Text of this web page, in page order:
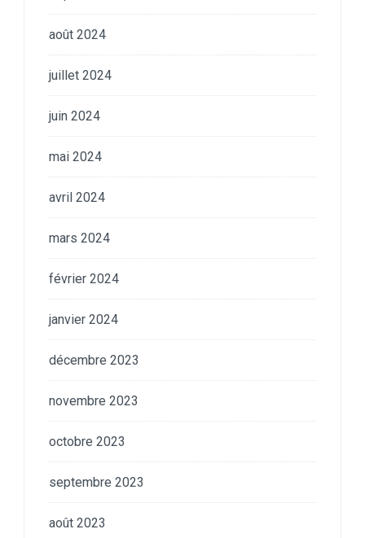
août 2024
juillet 2024
juin 2024
mai 2024
avril 2024
mars 2024
février 2024
janvier 2024
décembre 2023
novembre 2023
octobre 2023
septembre 2023
août 2023